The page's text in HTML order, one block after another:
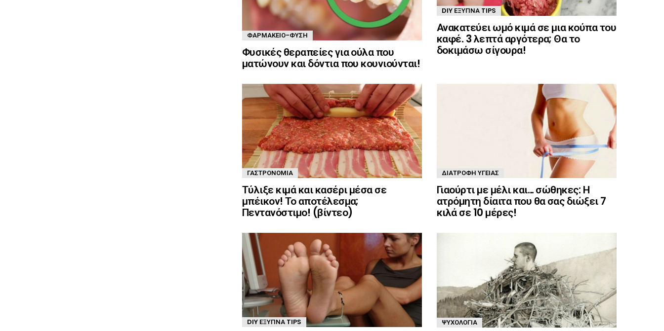
ΦΑΡΜΑΚΕΊΟ-ΦΎΣΗ
Φυσικές θεραπείες για ούλα που
ματώνουν και δόντια που κουνιούνται!
DIY ΈΞΥΠΝΑ TIPS
Ανακατεύει ωμό κιμά σε μια κούπα του
καφέ. 3 λεπτά αργότερα; Θα το
δοκιμάσω σίγουρα!
ΓΑΣΤΡΟΝΟΜΊΑ
Τύλιξε κιμά και κασέρι μέσα σε
μπέικον! Το αποτέλεσμα;
Πεντανόστιμο! (βίντεο)
ΔΙΑΤΡΟΦΉ ΥΓΕΊΑΣ
Γιαούρτι με μέλι και… σώθηκες: Η
ατρόμητη δίαιτα που θα σας διώξει 7
κιλά σε 10 μέρες!
DIY ΈΞΥΠΝΑ TIPS ΨΥΧΟΛΟΓΊΑ